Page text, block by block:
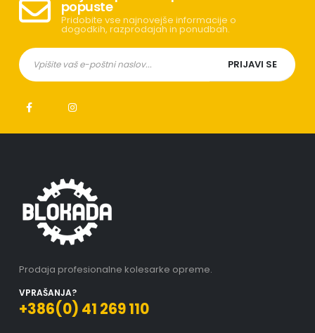
popuste
Pridobite vse najnovejše informacije o
dogodkih, razprodajah in ponudbah.
Prodaja profesionalne kolesarke opreme.
VPRAŠANJA?
+386(0) 41 269 110